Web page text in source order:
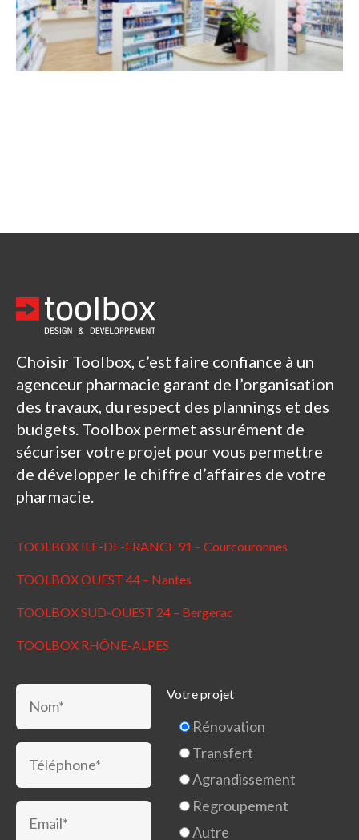
Choisir Toolbox, c’est faire confiance à un
agenceur pharmacie garant de l’organisation
des travaux, du respect des plannings et des
budgets. Toolbox permet assurément de
sécuriser votre projet pour vous permettre
de développer le chiffre d’affaires de votre
pharmacie.
TOOLBOX ILE-DE-FRANCE 91 – Courcouronnes
TOOLBOX OUEST 44 – Nantes
TOOLBOX SUD-OUEST 24 – Bergerac
TOOLBOX RHÔNE-ALPES
Votre projet
Rénovation
Transfert
Agrandissement
Regroupement
Autre